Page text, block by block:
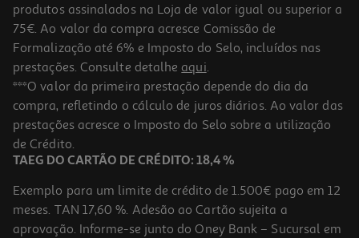
Recarga Para Gato Feliway Friends 48ml
25.5 €/un
25,50 €
produtos assinalados na Loja de valor igual ou superior a
75€. Ao valor da compra acresce Comissão de
Formalização até 6% e Imposto do Selo, incluídos nas
prestações. Consulte detalhe aqui.
***O valor da primeira prestação depende do dia da
compra, refletindo o cálculo de juros diários. Ao valor das
prestações acresce o Imposto do Selo sobre a utilização
de Crédito.
TAEG DO CARTÃO DE CRÉDITO: 18,4 %
Exemplo para um limite de crédito de 1.500€ pago em 12
meses. TAN 17,60 %. Adesão ao Cartão sujeita a
aprovação. Informe-se junto do Oney Bank – Sucursal em